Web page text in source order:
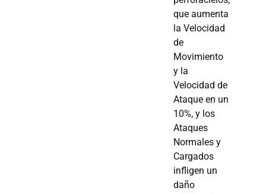
que aumenta
la Velocidad
de
Movimiento
y la
Velocidad de
Ataque en un
10%, y los
Ataques
Normales y
Cargados
infligen un
daño